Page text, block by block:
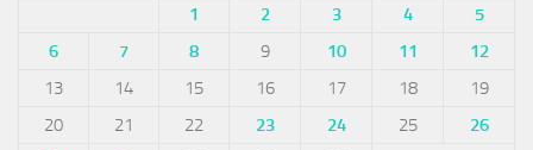
1
2 3 4
5
6
7 8 9 10 11
12
13
14 15 16 17 18
19
20
21 22 23 24 25
26